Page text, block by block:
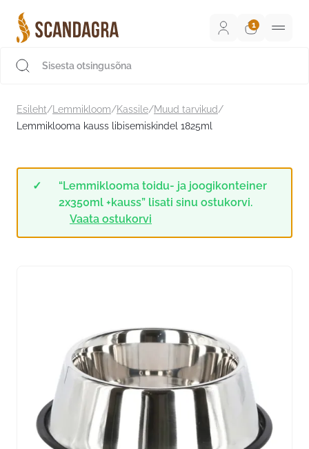
sisu
juurde
Esileht/ Lemmikloom/Kassile/Muud tarvikud/
Lemmiklooma kauss libisemiskindel 1825ml
“Lemmiklooma toidu- ja joogikonteiner
2x350ml +kauss” lisati sinu ostukorvi.
Vaata ostukorvi